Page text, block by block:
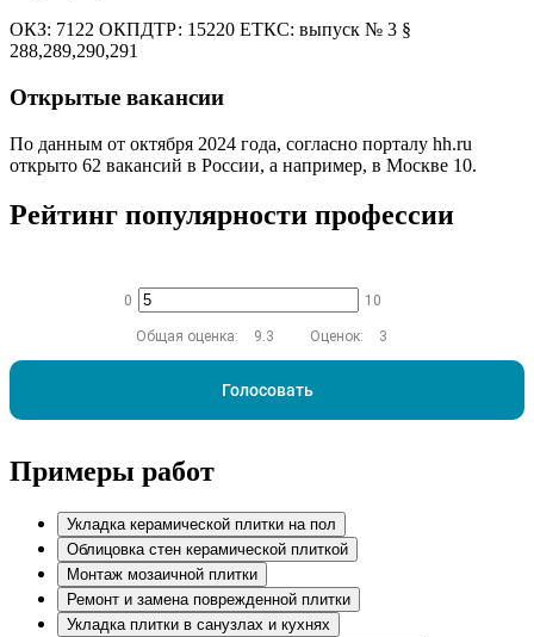
ОКЗ: 7122 ОКПДТР: 15220 ЕТКС: выпуск № 3 §
288,289,290,291
Открытые вакансии
По данным от октября 2024 года, согласно порталу hh.ru
открыто 62 вакансий в России, а например, в Москве 10.
Рейтинг популярности профессии
0 10
Общая оценка: 9.3 Оценок: 3
Голосовать
Примеры работ
Укладка керамической плитки на пол
Облицовка стен керамической плиткой
Монтаж мозаичной плитки
Ремонт и замена поврежденной плитки
Укладка плитки в санузлах и кухнях